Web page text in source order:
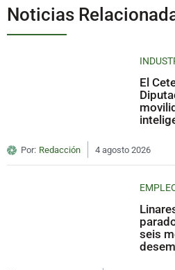
Noticias
El
Por: Redacción 4 agosto 2026
seis